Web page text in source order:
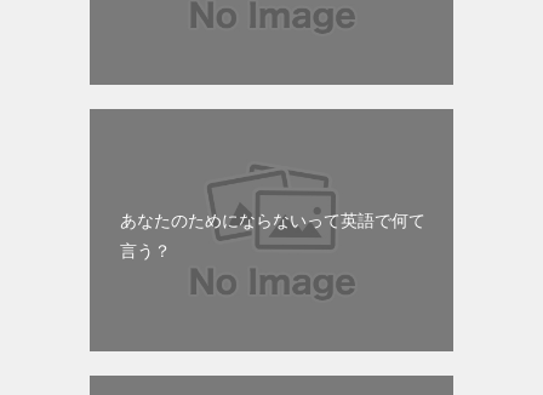
あなたのためにならないって英語で何て
言う？